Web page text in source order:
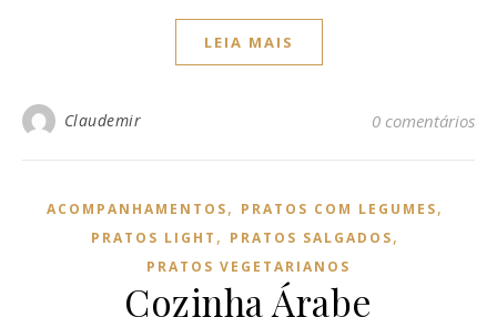
LEIA MAIS
Claudemir 0 comentários
ACOMPANHAMENTOS, PRATOS COM LEGUMES,
PRATOS LIGHT , PRATOS SALGADOS,
PRATOS VEGETARIANOS
Cozinha Árabe